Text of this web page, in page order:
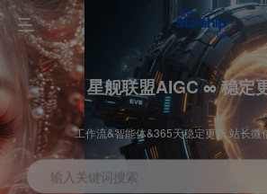
星舰联盟AIGC ∞ 稳定
工作流&智能体&365天稳定更新 站长微
输入关键词搜索